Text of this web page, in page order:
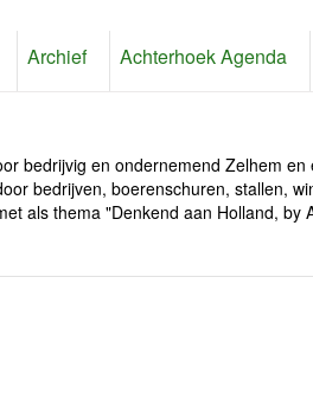
Archief Achterhoek Agenda
bedrijvig en ondernemend Zelhem en
bedrijven, boerenschuren, stallen,
als thema "Denkend aan Holland, by